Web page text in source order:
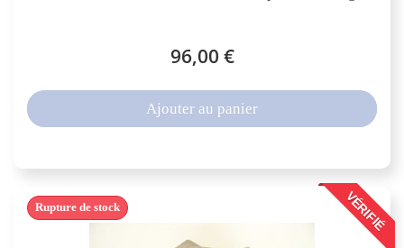
96,00 €
Ajouter au panier
VÉRIFIÉ
Rupture de stock